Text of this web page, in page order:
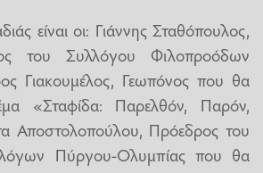
είναι οι: Γιάννης Σταθόπουλος,
του Συλλόγου Φιλοπροόδων
Γιακουμέλος, Γεωπόνος που θα
«Σταφίδα: Παρελθόν, Παρόν,
Αποστολοπούλου, Πρόεδρος του
Πύργου-Ολυμπίας που θα